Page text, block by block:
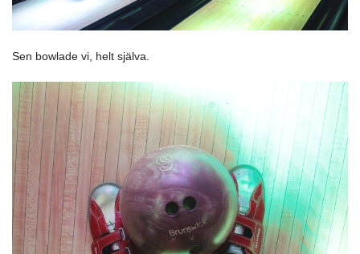
Sen bowlade vi, helt själva.